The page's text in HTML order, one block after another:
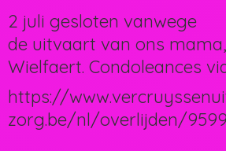
2 juli gesloten vanwege
de uitvaart van ons
Wielfaert. Condoleances
https://
zorg.be/nl/overlijden/